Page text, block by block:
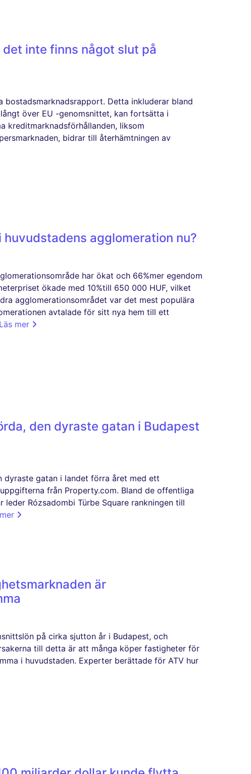
inte finns något slut på
bostadsmarknadsrapport. Detta inkluderar bland
över EU -genomsnittet, kan fortsätta i
kreditmarknadsförhållanden, liksom
bidrar till återhämtningen av
agglomeration nu?
har ökat och 66%mer egendom
ökade med 10%till 650 000 HUF, vilket
agglomerationsområdet var det mest populära
avtalade för sitt nya hem till ett
Läs mer
den dyraste gatan i Budapest
dyraste gatan i landet förra året med ett
från Property.com. Bland de offentliga
Rózsadombi Türbe Square rankningen till
är
på cirka sjutton år i Budapest, och
till detta är att många köper fastigheter för
i huvudstaden. Experter berättade för ATV hur